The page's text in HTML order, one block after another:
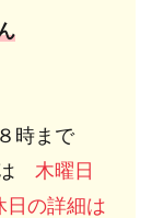
時まで
木曜日
日の詳細は